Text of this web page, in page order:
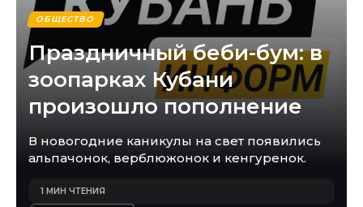
ОБЩЕСТВО
Праздничный беби-бум: в
зоопарках Кубани
произошло пополнение
В новогодние каникулы на свет появились
альпачонок, верблюжонок и кенгуренок.
1 МИН ЧТЕНИЯ